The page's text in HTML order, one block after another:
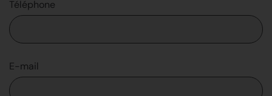
Téléphone
E-mail